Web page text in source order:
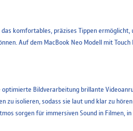
komfortables, präzises Tippen
Auf dem MacBook Neo Modell mit
Bildverarbeitung brillante
zu isolieren, sodass sie laut und klar zu
sorgen für immersiven Sound in Filmen, in